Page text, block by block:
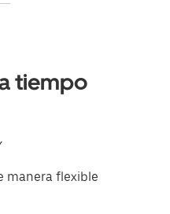
tiempo
manera flexible